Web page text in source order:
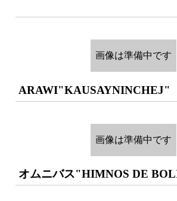
画像は準備中です
ARAWI"KAUSAYNINCHEJ"
画像は準備中です
オムニバス"HIMNOS DE